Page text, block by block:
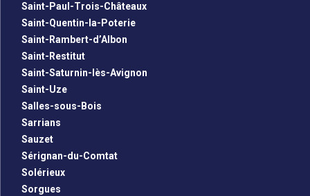
Saint-Paul-Trois-Châteaux
Saint-Quentin-la-Poterie
Saint-Rambert-d’Albon
Saint-Restitut
Saint-Saturnin-lès-Avignon
Saint-Uze
Salles-sous-Bois
Sarrians
Sauzet
Sérignan-du-Comtat
Solérieux
Sorgues